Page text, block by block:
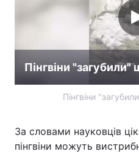
Пінгвіни
Пінгвіни
За словами науковців
пінгвіни можуть